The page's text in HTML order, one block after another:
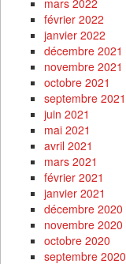
mars 2022
février 2022
janvier 2022
décembre 2021
novembre 2021
octobre 2021
septembre 2021
juin 2021
mai 2021
avril 2021
mars 2021
février 2021
janvier 2021
décembre 2020
novembre 2020
octobre 2020
septembre 2020